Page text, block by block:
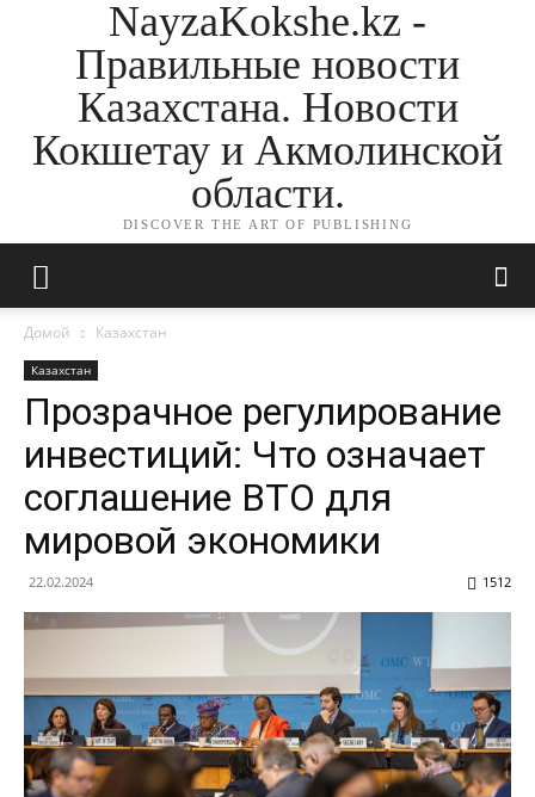
NayzaKokshe.kz -
Правильные новости
Казахстана. Новости
Кокшетау и Акмолинской
области.
DISCOVER THE ART OF PUBLISHING
Домой Казахстан
Казахстан
Прозрачное регулирование
инвестиций: Что означает
соглашение ВТО для
мировой экономики
22.02.2024 1512